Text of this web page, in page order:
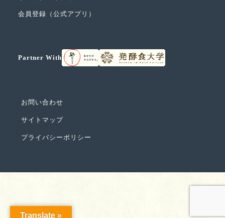
会員登録（公式アプリ）
Partner With
お問い合わせ
サイトマップ
プライバシーポリシー
Translate »